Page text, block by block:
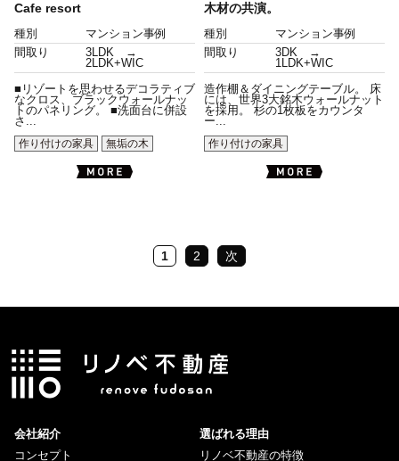
Cafe resort
種別
マンション事例
間取り
3LDK →
2LDK+WIC
■リゾートを思わせるデコラティブ
なクロス、ブラックウォールナッ
トのパネリング。 ■洗面台に併設
さ...
作り付けの家具
無垢の木
木材の共演。
種別
マンション事例
間取り
3DK →
1LDK+WIC
造作棚＆ダイニングテーブル。 床
には、世界3大銘木ウォールナット
を採用。 杉の1枚板をカウンタ
ー...
作り付けの家具
1 2 次
会社紹介
コンセプト
選ばれる理由
リノベ不動産の特徴